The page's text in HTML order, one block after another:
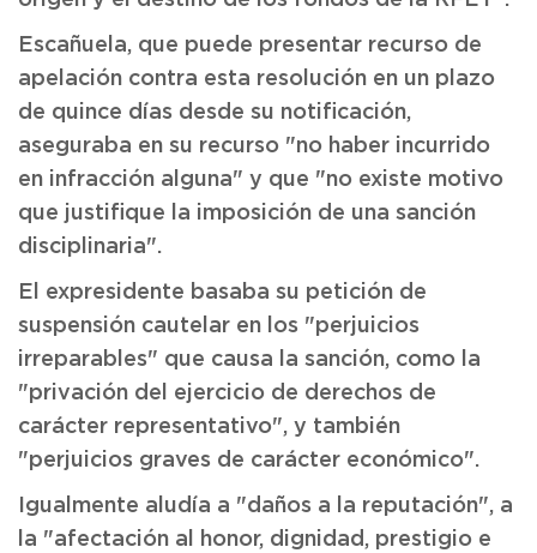
Escañuela, que puede presentar recurso de
apelación contra esta resolución en un plazo
de quince días desde su notificación,
aseguraba en su recurso "no haber incurrido
en infracción alguna" y que "no existe motivo
que justifique la imposición de una sanción
disciplinaria".
El expresidente basaba su petición de
suspensión cautelar en los "perjuicios
irreparables" que causa la sanción, como la
"privación del ejercicio de derechos de
carácter representativo", y también
"perjuicios graves de carácter económico".
Igualmente aludía a "daños a la reputación", a
la "afectación al honor, dignidad, prestigio e